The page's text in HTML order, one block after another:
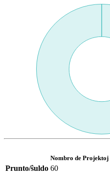
Nombro de Projektoj
Prunto/ŝuldo 60